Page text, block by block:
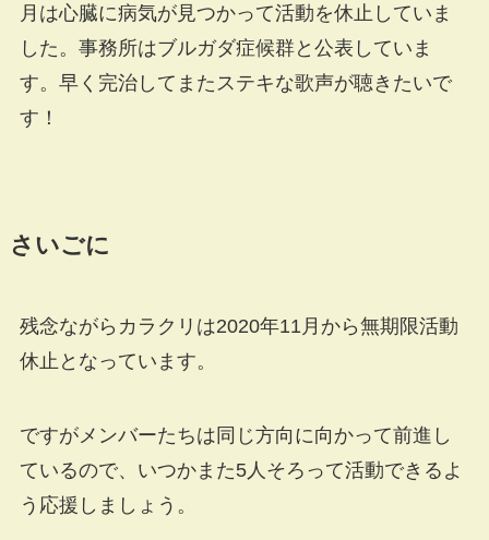
月は心臓に病気が見つかって活動を休止していま
した。事務所はブルガダ症候群と公表していま
す。早く完治してまたステキな歌声が聴きたいで
す！
さいごに
残念ながらカラクリは2020年11月から無期限活動
休止となっています。
ですがメンバーたちは同じ方向に向かって前進し
ているので、いつかまた5人そろって活動できるよ
う応援しましょう。